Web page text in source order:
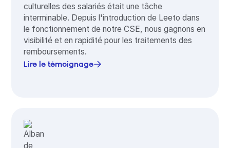
culturelles des salariés était une tâche
interminable. Depuis l'introduction de Leeto dans
le fonctionnement de notre CSE, nous gagnons en
visibilité et en rapidité pour les traitements des
remboursements.
Lire le témoignage